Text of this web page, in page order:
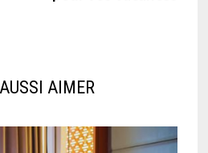
AIMER